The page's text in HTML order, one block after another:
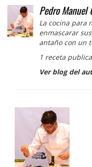
Pedro Manuel
La cocina para
enmascarar
antaño con un
1 receta
Ver blog del